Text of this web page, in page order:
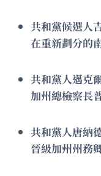
共和黨候選人
在重新劃分的
共和黨人邁克
加州總檢察長
共和黨人唐納
晉級加州州務